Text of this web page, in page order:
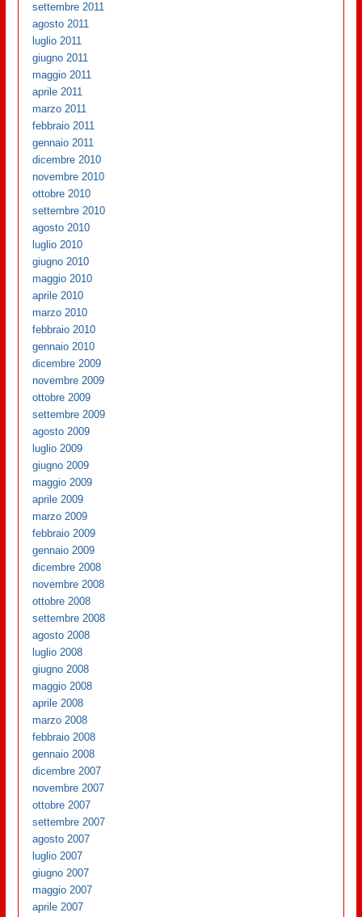
settembre 2011
agosto 2011
luglio 2011
giugno 2011
maggio 2011
aprile 2011
marzo 2011
febbraio 2011
gennaio 2011
dicembre 2010
novembre 2010
ottobre 2010
settembre 2010
agosto 2010
luglio 2010
giugno 2010
maggio 2010
aprile 2010
marzo 2010
febbraio 2010
gennaio 2010
dicembre 2009
novembre 2009
ottobre 2009
settembre 2009
agosto 2009
luglio 2009
giugno 2009
maggio 2009
aprile 2009
marzo 2009
febbraio 2009
gennaio 2009
dicembre 2008
novembre 2008
ottobre 2008
settembre 2008
agosto 2008
luglio 2008
giugno 2008
maggio 2008
aprile 2008
marzo 2008
febbraio 2008
gennaio 2008
dicembre 2007
novembre 2007
ottobre 2007
settembre 2007
agosto 2007
luglio 2007
giugno 2007
maggio 2007
aprile 2007